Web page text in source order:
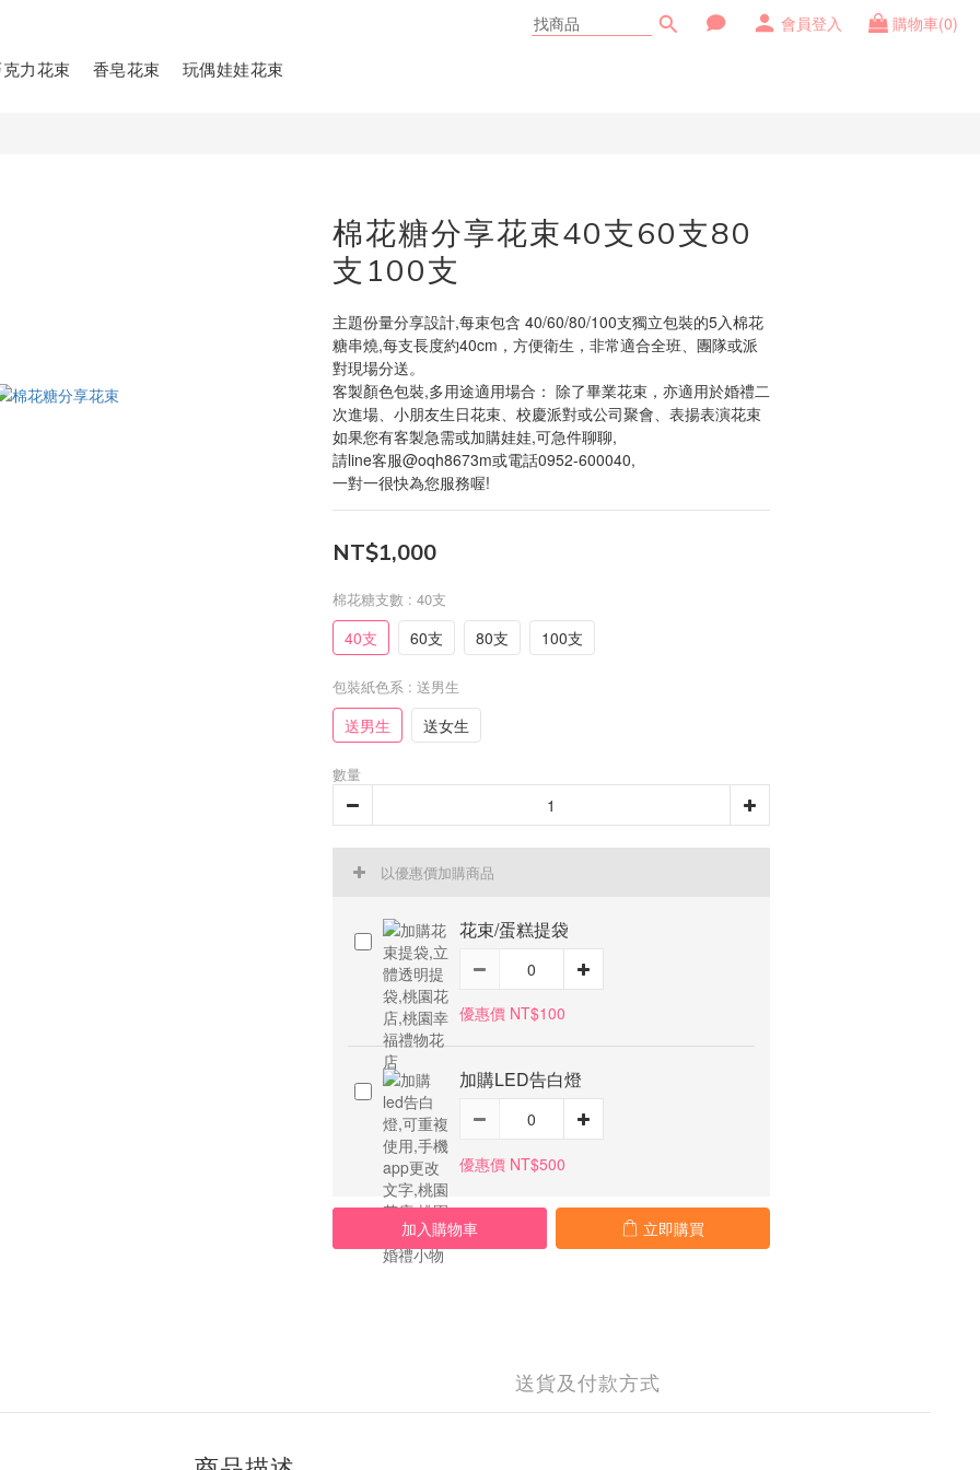
會員登入 購物車(0)
力花束 香皂花束 玩偶娃娃花束
棉花糖分享花束40支60支80
支100支
主題份量分享設計,每束包含 40/60/80/100支獨立包裝的5入棉花
糖串燒,每支長度約40cm，方便衛生，非常適合全班、團隊或派
對現場分送。
客製顏色包裝,多用途適用場合： 除了畢業花束，亦適用於婚禮二
次進場、小朋友生日花束、校慶派對或公司聚會、表揚表演花束
如果您有客製急需或加購娃娃,可急件聊聊,
請line客服@oqh8673m或電話0952-600040,
一對一很快為您服務喔!
NT$1,000
棉花糖支數 : 40支
40支 60支 80支 100支
包裝紙色系 : 送男生
送男生 送女生
數量
以優惠價加購商品
花束/蛋糕提袋
優惠價 NT$100
加購LED告白燈
優惠價 NT$500
加入購物車 立即購買
送貨及付款方式
立即購買